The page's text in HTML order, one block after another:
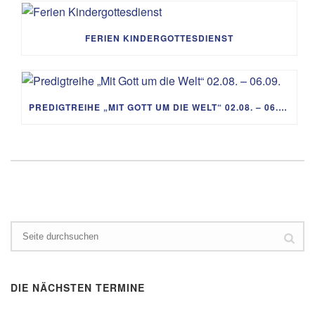
FERIEN KINDERGOTTESDIENST
PREDIGTREIHE „MIT GOTT UM DIE WELT“ 02.08. – 06.09.
DIE NÄCHSTEN TERMINE